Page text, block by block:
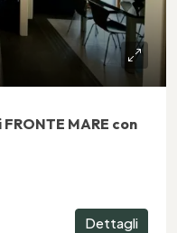
MARE con
Dettagli